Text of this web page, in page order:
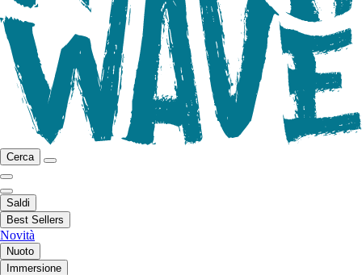
Cerca
Saldi
Best Sellers
Novità
Nuoto
Immersione